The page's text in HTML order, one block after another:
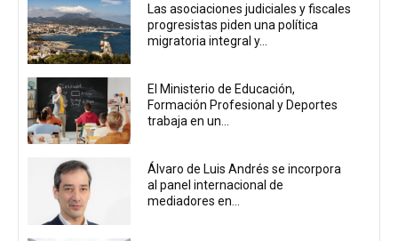
Las asociaciones judiciales y fiscales
progresistas piden una política
migratoria integral y...
El Ministerio de Educación,
Formación Profesional y Deportes
trabaja en un...
Álvaro de Luis Andrés se incorpora
al panel internacional de
mediadores en...